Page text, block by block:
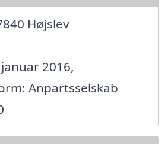
Højslev
2016,
Anpartsselskab